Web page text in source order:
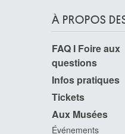
À PROPOS
FAQ I Foire aux
questions
Infos pratiques
Tickets
Aux Musées
Événements